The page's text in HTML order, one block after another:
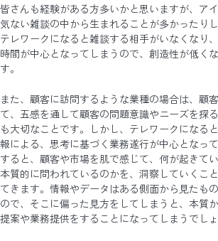
皆さんも経験がある方多いかと思いますが、ア
気ない雑談の中から生まれることが多かったり
テレワークになると雑談する相手がいなくなり
時間が中心となってしまうので、創造性が低く
す。
また、顧客に訪問するような業種の場合は、顧
て、五感を通して顧客の問題意識やニーズを探
も大切なことです。しかし、テレワークになる
報による、思考に基づく業務遂行が中心となって
すると、顧客や市場を肌で感じて、何が起きて
本質的に問われているのかを、洞察していくこ
てきます。情報やデータはある側面から見たも
ので、そこに偏った見方をしてしまうと、本質
提案や業務提供をすることになってしまうでしょ